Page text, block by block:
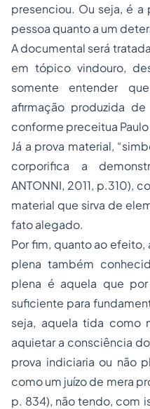
presenciou. Ou seja, é
pessoa quanto a um
A documental será
em tópico vindouro,
somente entender
afirmação produzida
conforme preceitua
Já a prova material,
corporifica a
ANTONNI, 2011, p.310),
material que sirva de
fato alegado.
Por fim, quanto ao
plena também
plena é aquela que
suficiente para
seja, aquela tida como
aquietar a consciência
prova indiciaria ou não
como um juízo de mera
p. 834), não tendo, com